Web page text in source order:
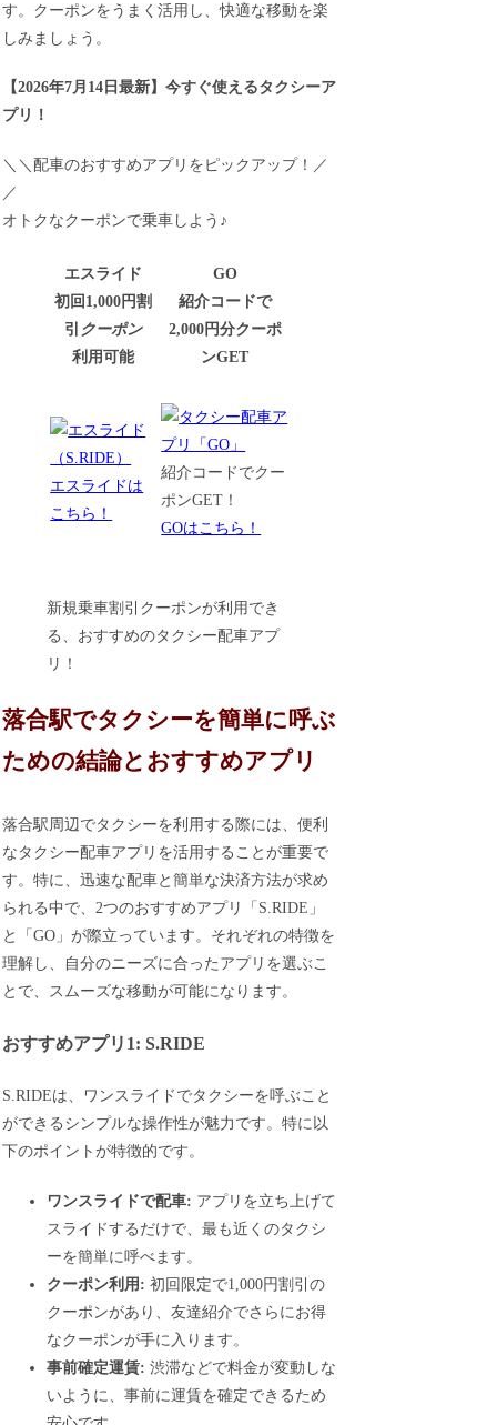
す。クーポンをうまく活用し、快適な移動を楽
しみましょう。
【2026年7月14日最新】今すぐ使えるタクシーア
プリ！
＼＼配車のおすすめアプリをピックアップ！／
／
オトクなクーポンで乗車しよう♪
エスライド
初回1,000円割
引 クーポン
利用可能
GO
紹介コードで
2,000円分クーポ
ンGET
エスライドは
こちら！
紹介コードでクー
ポンGET！
GOはこちら！
新規乗車割引クーポンが利用でき
る、おすすめのタクシー配車アプ
リ！
落合駅でタクシーを簡単に呼ぶ
ための結論とおすすめアプリ
落合駅周辺でタクシーを利用する際には、便利
なタクシー配車アプリを活用することが重要で
す。特に、迅速な配車と簡単な決済方法が求め
られる中で、2つのおすすめアプリ「S.RIDE」
と「GO」が際立っています。それぞれの特徴を
理解し、自分のニーズに合ったアプリを選ぶこ
とで、スムーズな移動が可能になります。
おすすめアプリ1: S.RIDE
S.RIDEは、ワンスライドでタクシーを呼ぶこと
ができるシンプルな操作性が魅力です。特に以
下のポイントが特徴的です。
ワンスライドで配車: アプリを立ち上げて
スライドするだけで、最も近くのタクシ
ーを簡単に呼べます。
クーポン利用: 初回限定で1,000円割引の
クーポンがあり、友達紹介でさらにお得
なクーポンが手に入ります。
事前確定運賃: 渋滞などで料金が変動しな
いように、事前に運賃を確定できるため